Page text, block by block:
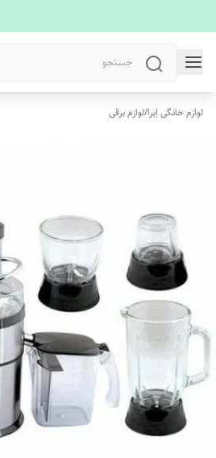
لوازم خانگی اِبرا/لوازم برقی